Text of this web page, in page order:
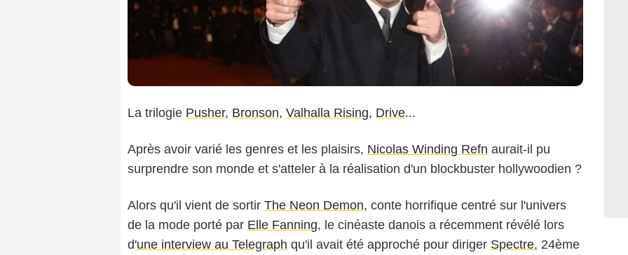
La trilogie Pusher, Bronson, Valhalla Rising, Drive...
Après avoir varié les genres et les plaisirs, Nicolas Winding Refn aurait-il pu
surprendre son monde et s'atteler à la réalisation d'un blockbuster hollywoodien ?
Alors qu'il vient de sortir The Neon Demon, conte horrifique centré sur l'univers
de la mode porté par Elle Fanning, le cinéaste danois a récemment révélé lors
d'une interview au Telegraph qu'il avait été approché pour diriger Spectre, 24ème
JACOVIDES-BORDE-MOREAU / BESTIMAGE